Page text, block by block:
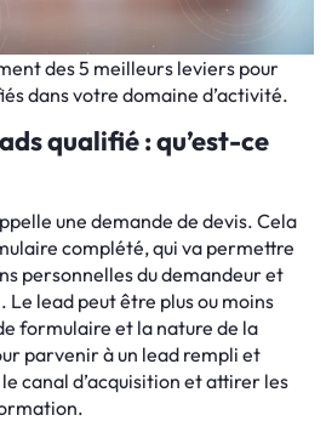
des 5 meilleurs leviers pour
dans votre domaine d’activité.
qualifié : qu’est-ce
une demande de devis. Cela
complété, qui va permettre
personnelles du demandeur et
Le lead peut être plus ou moins
formulaire et la nature de la
parvenir à un lead rempli et
canal d’acquisition et attirer les